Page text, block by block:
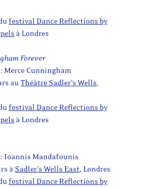
festival Dance Reflections by
à Londres
Forever
Merce Cunningham
au Théâtre Sadler’s Wells,
festival Dance Reflections by
à Londres
Ioannis Mandafounis
à Sadler’s Wells East, Londres
festival Dance Reflections by